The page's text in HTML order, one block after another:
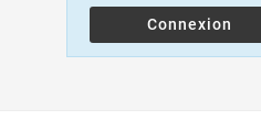
Connexion